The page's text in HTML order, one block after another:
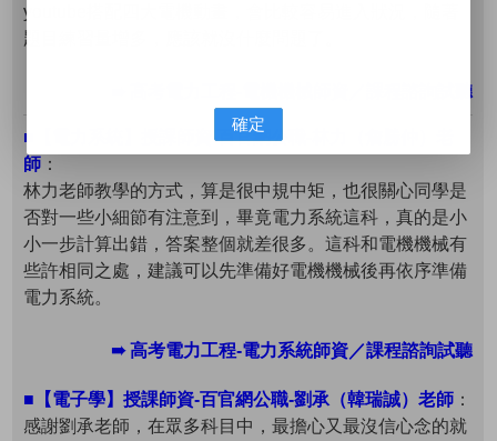
youtube搭配四大電機動畫，會比較容易進入狀況，隨著
題目練習量增多，應該就沒什麼問題了。
➠ 高考電力工程-電機機械師資／課程諮詢試聽
■【電力系統】授課師資-百官網公職-林力（詹勝仲）老
師 ：
林力老師教學的方式，算是很中規中矩，也很關心同學是
否對一些小細節有注意到，畢竟電力系統這科，真的是小
小一步計算出錯，答案整個就差很多。這科和電機機械有
些許相同之處，建議可以先準備好電機機械後再依序準備
電力系統。
➠ 高考電力工程-電力系統師資／課程諮詢試聽
■【電子學】授課師資-百官網公職-劉承（韓瑞誠）老師 ：
感謝劉承老師，在眾多科目中，最擔心又最沒信心念的就
確定